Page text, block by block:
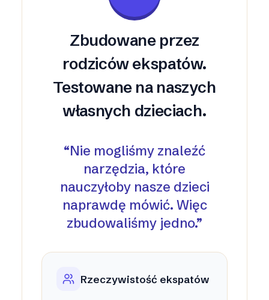
Zbudowane przez
rodziców ekspatów.
Testowane na naszych
własnych dzieciach.
“Nie mogliśmy znaleźć
narzędzia, które
nauczyłoby nasze dzieci
naprawdę mówić. Więc
zbudowaliśmy jedno.”
Rzeczywistość ekspatów